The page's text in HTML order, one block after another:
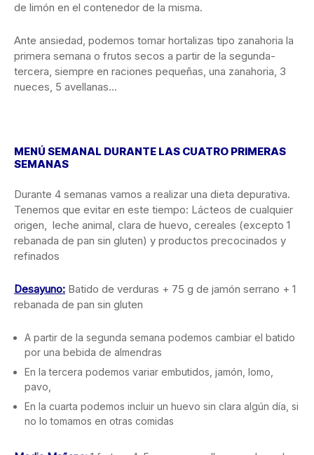
de limón en el contenedor de la misma.
Ante ansiedad, podemos tomar hortalizas tipo zanahoria la
primera semana o frutos secos a partir de la segunda-
tercera, siempre en raciones pequeñas, una zanahoria, 3
nueces, 5 avellanas…
MENÚ SEMANAL DURANTE LAS CUATRO PRIMERAS
SEMANAS
Durante 4 semanas vamos a realizar una dieta depurativa.
Tenemos que evitar en este tiempo: Lácteos de cualquier
origen, leche animal, clara de huevo, cereales (excepto 1
rebanada de pan sin gluten) y productos precocinados y
refinados
Desayuno: Batido de verduras + 75 g de jamón serrano + 1
rebanada de pan sin gluten
A partir de la segunda semana podemos cambiar el batido
por una bebida de almendras
En la tercera podemos variar embutidos, jamón, lomo,
pavo,
En la cuarta podemos incluir un huevo sin clara algún día, si
no lo tomamos en otras comidas